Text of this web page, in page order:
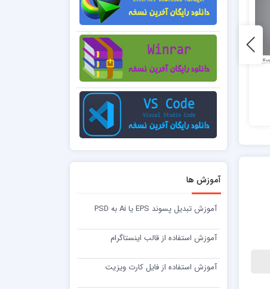
شماره شصت و یک
45,000 تومان
شماره چهل و دو
آموزش ها
آموزش تبدیل پسوند EPS یا Ai به PSD
آموزش استفاده از قالب اینستاگرام
آموزش استفاده از فایل کارت ویزیت